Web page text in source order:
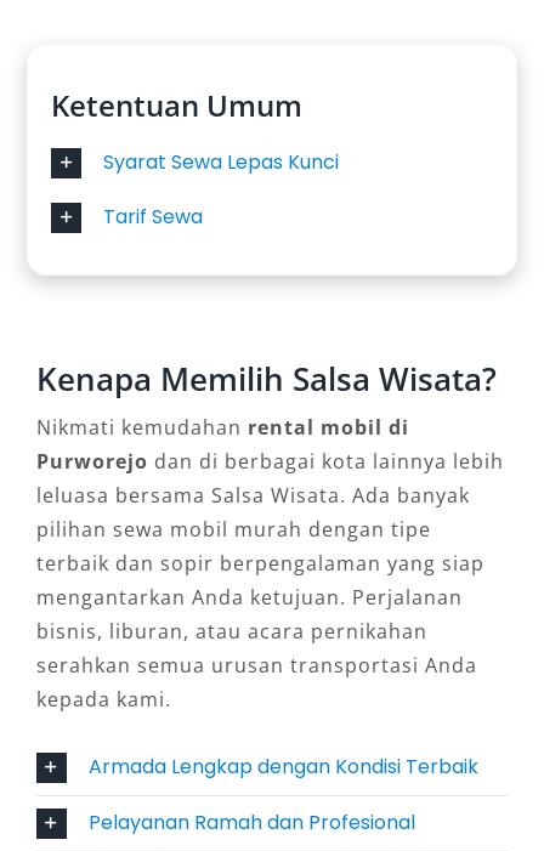
Salsa Wisata menyediakan berbagai jenis
kendaraan untuk memenuhi kebutuhan
berbeda, mulai dari mobil keluarga hingga
Toyota Innova Reborn
Ideal untuk perjalanan jarak jauh dengan
kenyamanan lebih tinggi.
Mobil Keluarga & Harian
Toyota Avanza
Daihatsu Xenia
Cocok untuk kebutuhan harian, perjalanan
keluarga, dan penggunaan dalam kota.
Ketentuan Umum
Syarat Sewa Lepas Kunci
Tarif Sewa
Kenapa Memilih Salsa Wisata?
Nikmati kemudahan rental mobil di
Purworejo dan di berbagai kota lainnya lebih
leluasa bersama Salsa Wisata. Ada banyak
pilihan sewa mobil murah dengan tipe
terbaik dan sopir berpengalaman yang siap
mengantarkan Anda ketujuan. Perjalanan
bisnis, liburan, atau acara pernikahan
serahkan semua urusan transportasi Anda
kepada kami.
Armada Lengkap dengan Kondisi Terbaik
Pelayanan Ramah dan Profesional